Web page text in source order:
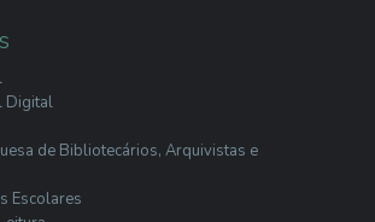
Digital
de Bibliotecários, Arquivistas e
Escolares